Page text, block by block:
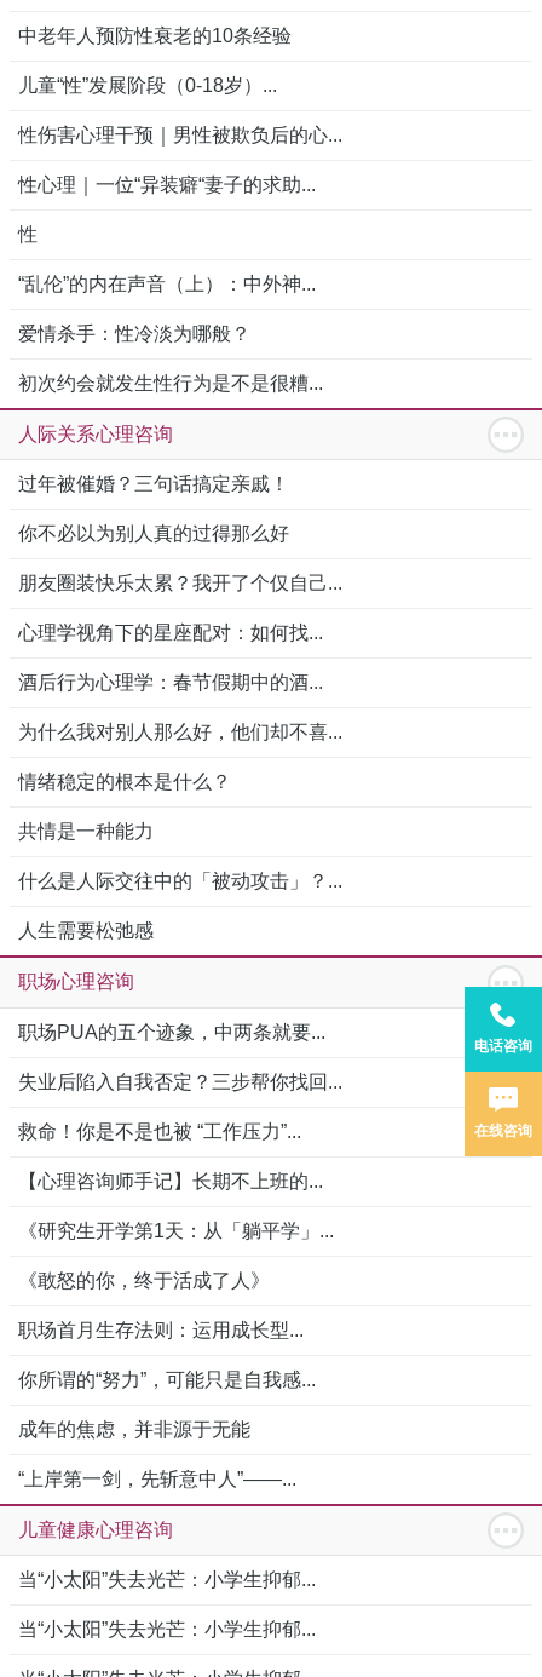
中老年人预防性衰老的10条经验
儿童“性”发展阶段（0-18岁）...
性伤害心理干预｜男性被欺负后的心...
性心理｜一位“异装癖“妻子的求助...
性
“乱伦”的内在声音（上）：中外神...
爱情杀手：性冷淡为哪般？
初次约会就发生性行为是不是很糟...
人际关系心理咨询
过年被催婚？三句话搞定亲戚！
你不必以为别人真的过得那么好
朋友圈装快乐太累？我开了个仅自己...
心理学视角下的星座配对：如何找...
酒后行为心理学：春节假期中的酒...
为什么我对别人那么好，他们却不喜...
情绪稳定的根本是什么？
共情是一种能力
什么是人际交往中的「被动攻击」？...
人生需要松弛感
职场心理咨询
职场PUA的五个迹象，中两条就要...
失业后陷入自我否定？三步帮你找回...
救命！你是不是也被 “工作压力”...
【心理咨询师手记】长期不上班的...
《研究生开学第1天：从「躺平学」...
《敢怒的你，终于活成了人》
职场首月生存法则：运用成长型...
你所谓的“努力”，可能只是自我感...
成年的焦虑，并非源于无能
“上岸第一剑，先斩意中人”——...
儿童健康心理咨询
当“小太阳”失去光芒：小学生抑郁...
当“小太阳”失去光芒：小学生抑郁...
电话咨询
在线咨询